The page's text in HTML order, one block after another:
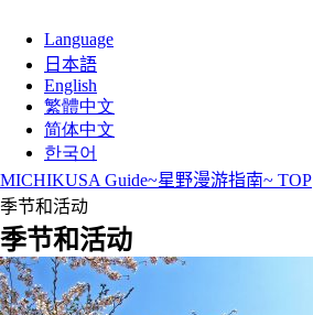
Language
日本語
English
繁體中文
简体中文
한국어
MICHIKUSA Guide~星野漫游指南~ TOP
季节和活动
季节和活动